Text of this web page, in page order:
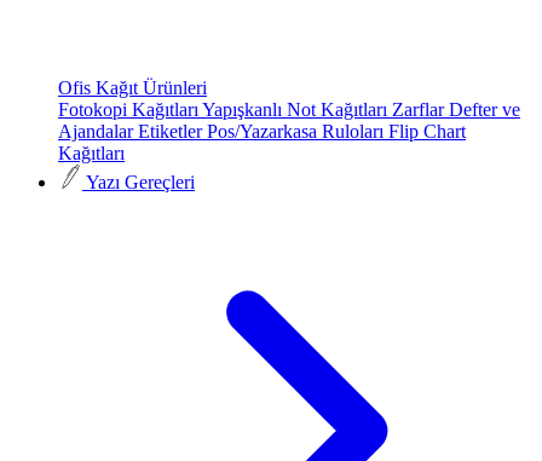
Ofis Kağıt Ürünleri
Fotokopi Kağıtları Yapışkanlı Not Kağıtları ZarflarDefter ve
AjandalarEtiketlerPos/Yazarkasa Ruloları Flip Chart
Kağıtları
Yazı Gereçleri